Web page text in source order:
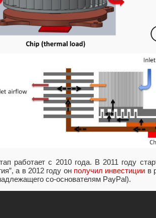
работает с 2010 года. В 2011 году
а в 2012 году он получил инвестиции в
со-основателям PayPal).